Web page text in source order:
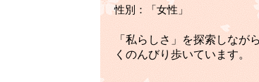
性別：「女性」
「私らしさ」を探索しなが
くのんびり歩いています。